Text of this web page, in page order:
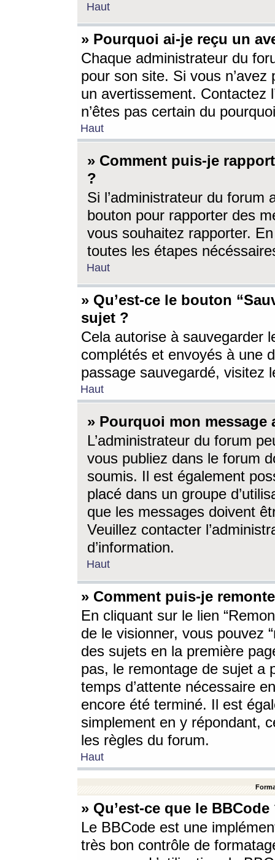
Haut
» Pourquoi ai-je reçu un
Chaque administrateur du
pour son site. Si vous
un avertissement. Contactez
n’êtes pas certain du
Haut
» Comment puis-je
?
Si l’administrateur du forum
bouton pour rapporter des
vous souhaitez rapporter.
toutes les étapes
Haut
» Qu’est-ce le bouton
sujet ?
Cela autorise à sauvegarder
complétés et envoyés à une
passage sauvegardé, visitez
Haut
» Pourquoi mon message
L’administrateur du forum
vous publiez dans le forum
soumis. Il est également
placé dans un groupe
que les messages doivent
Veuillez contacter
d’information.
Haut
» Comment puis-je
En cliquant sur le lien
de le visionner, vous pouvez
des sujets en la première
pas, le remontage de sujet a
temps d’attente nécessaire
encore été terminé. Il est
simplement en y répondant,
les règles du forum.
Haut
» Qu’est-ce que le BBCode
Le BBCode est une
très bon contrôle de